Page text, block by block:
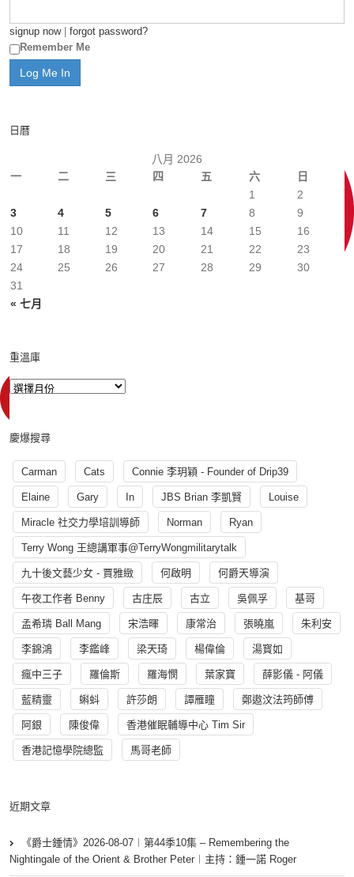
signup now| forgot password?
Remember Me
日曆
八月 2026
一
二 三 四 五 六 日
« 七月
1
2
3
4 5 6 7 8
9
10
11 12 13 14 15
16
17
18 19 20 21 22
23
24
25 26 27 28 29
30
31
重溫庫
慶爆搜尋
Carman Cats Connie 李玥穎 - Founder of Drip39
Elaine Gary In JBS Brian 李凱賢 Louise
Miracle 社交力學培訓導師 Norman Ryan
Terry Wong 王總講軍事@TerryWongmilitarytalk
九十後文藝少女 - 賈雅緻 何啟明 何爵天導演
午夜工作者 Benny 古庄辰 古立 吳佩孚 基哥
孟希璘 Ball Mang 宋浩暉 康常治 張曉嵐 朱利安
李錦鴻 李鑑峰 梁天琦 楊偉倫 湯寳如
瘋中三子 羅倫斯 羅海憫 葉家寶 薛影儀 - 阿儀
藍精靈 蝌蚪 許莎朗 譚雁瞳 鄭遨汶法筠師傅
阿銀 陳俊偉 香港催眠輔導中心 Tim Sir
香港記憶學院總監 馬哥老師
近期文章
《爵士鍾情》2026-08-07︱第44季10集 – Remembering the
Nightingale of the Orient & Brother Peter︱主持：鍾一諾 Roger